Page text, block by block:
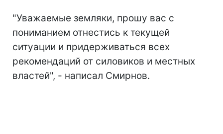
"Уважаемые земляки, прошу вас с
пониманием отнестись к текущей
ситуации и придерживаться всех
рекомендаций от силовиков и местных
властей", - написал Смирнов.